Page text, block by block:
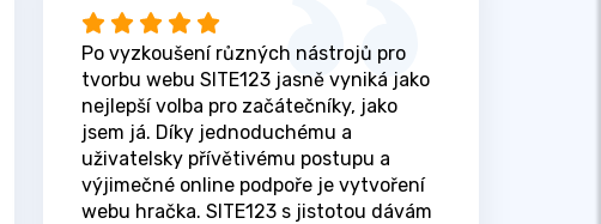
Po vyzkoušení různých nástrojů pro
tvorbu webu SITE123 jasně vyniká jako
nejlepší volba pro začátečníky, jako
jsem já. Díky jednoduchému a
uživatelsky přívětivému postupu a
výjimečné online podpoře je vytvoření
webu hračka. SITE123 s jistotou dávám